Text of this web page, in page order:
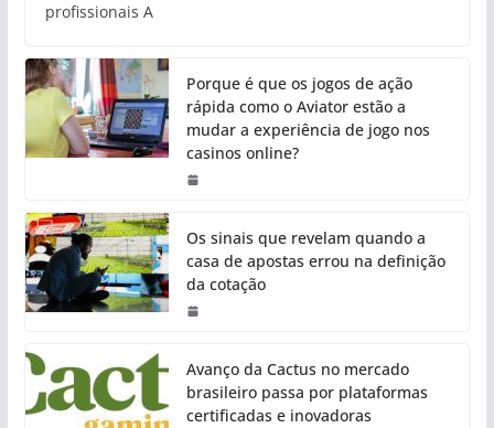
profissionais A
Porque é que os jogos de ação
rápida como o Aviator estão a
mudar a experiência de jogo nos
casinos online?
Os sinais que revelam quando a
casa de apostas errou na definição
da cotação
Avanço da Cactus no mercado
brasileiro passa por plataformas
certificadas e inovadoras